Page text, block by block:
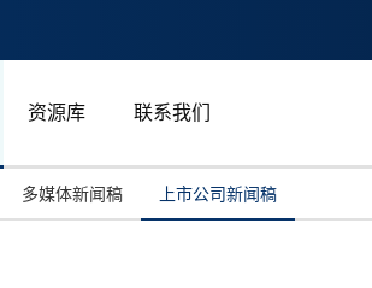
资源库 联系我们
多媒体新闻稿 上市公司新闻稿